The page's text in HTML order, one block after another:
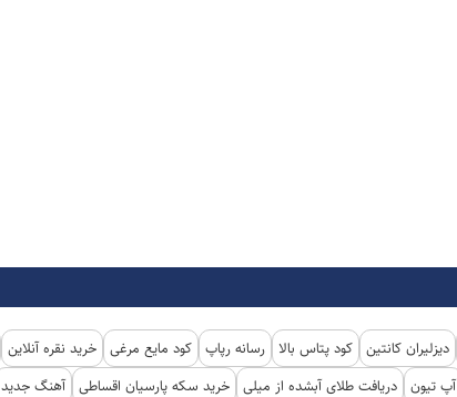
دیزلیران کانتین کود پتاس بالا رسانه رپاپ کود مایع مرغی خرید نقره آنلاین
آپ تیون دریافت طلای آبشده از میلی خرید سکه پارسیان اقساطی آهنگ جدید